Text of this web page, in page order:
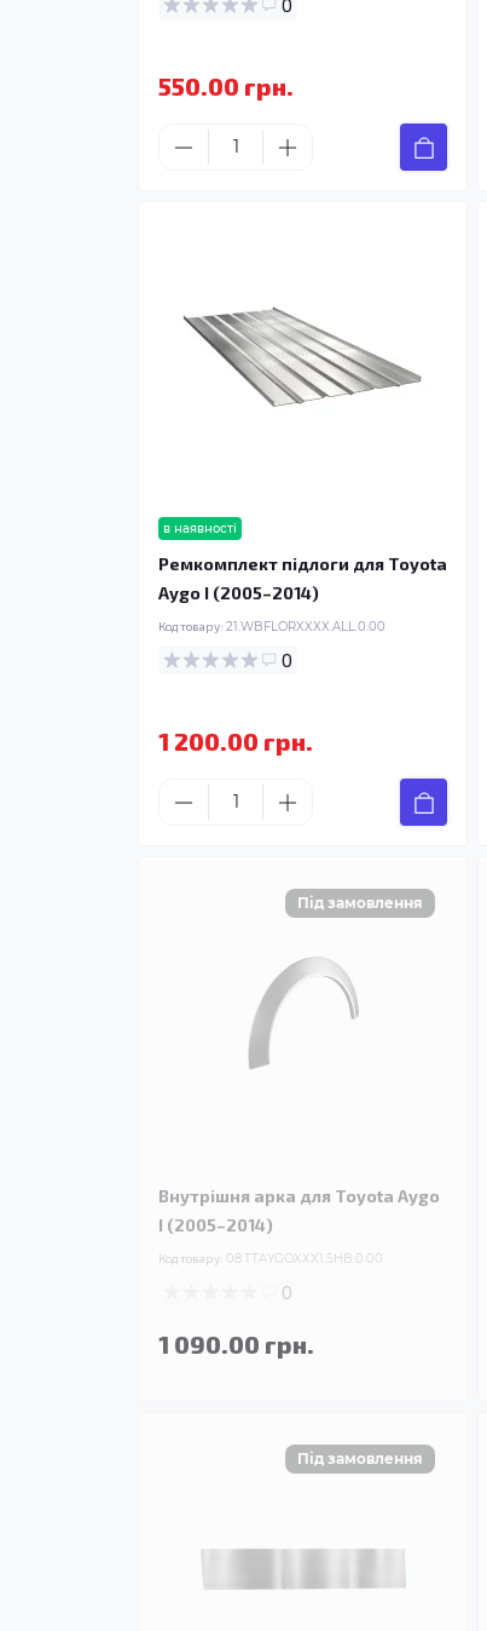
550.00 грн.
в наявності
Ремкомплект підлоги для Toyota
Aygo I (2005–2014)
Код товару: 21.WBFLORXXXX.ALL.0.00
0
1 200.00 грн.
Внутрішня арка для Toyota Aygo
I (2005–2014)
Код товару: 08.TTAYGOXXX1.5HB.0.00
0
1 090.00 грн.